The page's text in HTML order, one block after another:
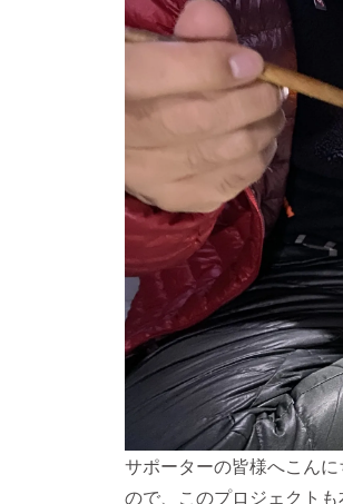
始めたました。どちらも
ニュースレターhttps://
Instagram、Twitter、
https://
ter.com/
プページでは、少しずつ
増やしております。ぜひ
⬇︎⬇︎⬇︎https://
ます。YAMATOMO.FUN山
サポーターの皆様へこん
ので、このプロジェクト